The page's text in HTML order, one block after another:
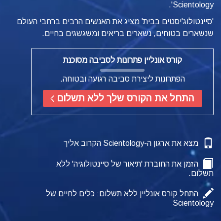
Scientology'.
'סיינטולוג'יסטים בבית' מציג את האנשים הרבים ברחבי העולם
שנשארים בטוחים, נשארים בריאים ומשגשגים בחיים.
קורס אונליין פתרונות לסביבה מסוכנת
הפתרונות ליצירת סביבה רגועה ובטוחה.
התחל את הקורס שלך ללא תשלום
מצא את ארגון ה-Scientology הקרוב אליך
הזמן את החוברת 'תיאור של סיינטולוגיה' ללא
תשלום.
התחל קורס אונליין ללא תשלום: כלים לחיים של
Scientology